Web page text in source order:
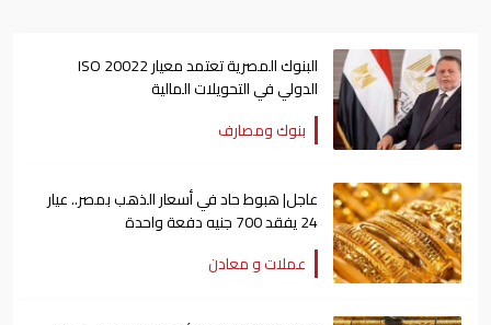
البنوك المصرية تعتمد معيار ISO 20022
الدولي في التحويلات المالية
بنوك ومصارف
عاجل| هبوط حاد في أسعار الذهب بمصر.. عيار
24 يفقد 700 جنيه دفعة واحدة
عملات و معادن